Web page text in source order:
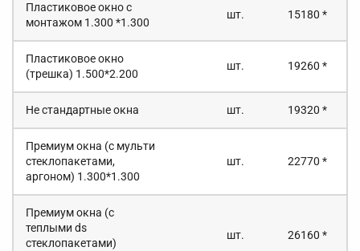
Пластиковое окно с
монтажом 1.300 *1.300
шт. 15180 *
Пластиковое окно
(трешка) 1.500*2.200
шт. 19260 *
Не стандартные окна шт. 19320 *
Премиум окна (с мульти
стеклопакетами,
аргоном) 1.300*1.300
шт. 22770 *
Премиум окна (с
теплыми ds
стеклопакетами)
шт. 26160 *